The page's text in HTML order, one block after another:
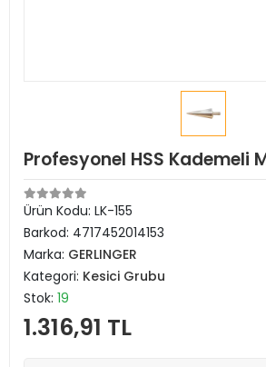
Profesyonel HSS Kademeli
Ürün Kodu: LK-155
Barkod: 4717452014153
Marka: GERLINGER
Kategori: Kesici Grubu
Stok: 19
1.316,91 TL